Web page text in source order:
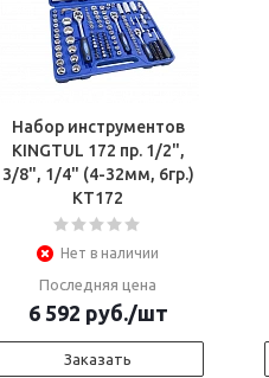
Набор инструментов
KINGTUL 172 пр. 1/2",
3/8", 1/4" (4-32мм, 6гр.)
КТ172
Нет в наличии
Последняя цена
6 592 руб./шт
Заказать